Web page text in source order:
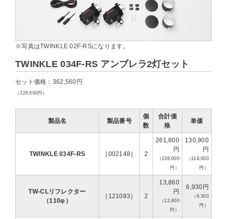
※写真はTWINKLE 02F-RSになります。
TWINKLE 034F-RS アンブレラ2灯セット
セット価格：362,560円
（329,600円）
製品名 製品番号
個
数
合計価
格
単価
TWINKLE 034F-RS ［002148］ 2
261,800
円
（238,000
円）
130,900
円
（119,000
円）
TW-CLリフレクター
（110φ）
［121083］ 2
13,860
円
（12,600
円）
6,930円
（6,300
円）